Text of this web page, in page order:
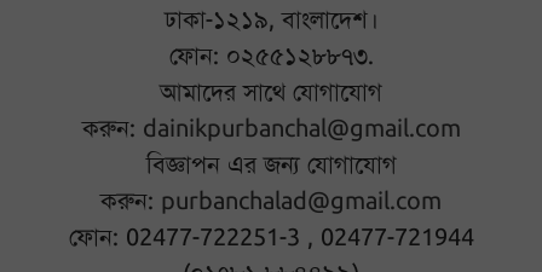
ঢাকা-১২১৯, বাংলাদেশ।
ফোন: ০২৫৫১২৮৮৭৩.
আমাদের সাথে যোগাযোগ
করুন: dainikpurbanchal@gmail.com
বিজ্ঞাপন এর জন্য যোগাযোগ
করুন: purbanchalad@gmail.com
ফোন: 02477-722251-3 , 02477-721944